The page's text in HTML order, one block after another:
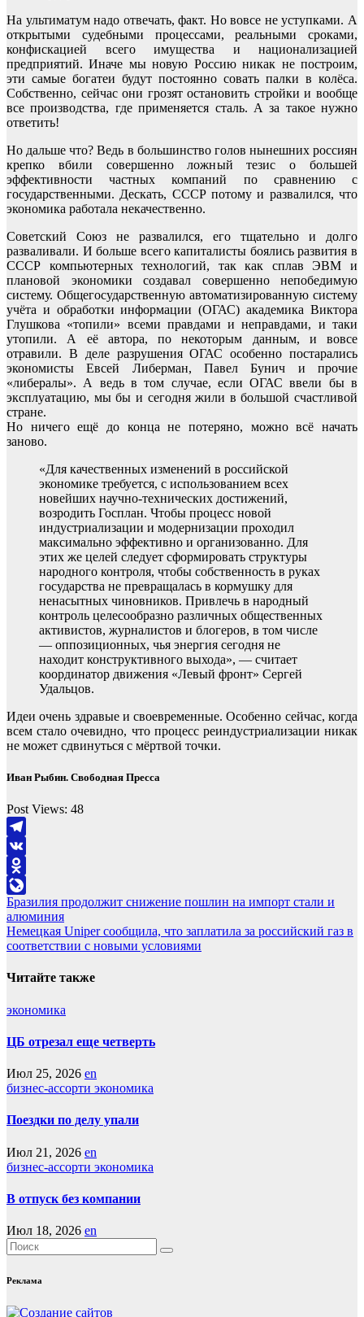
На ультиматум надо отвечать, факт. Но вовсе не уступками. А
открытыми судебными процессами, реальными сроками,
конфискацией всего имущества и национализацией
предприятий. Иначе мы новую Россию никак не построим,
эти самые богатеи будут постоянно совать палки в колёса.
Собственно, сейчас они грозят остановить стройки и вообще
все производства, где применяется сталь. А за такое нужно
ответить!
Но дальше что? Ведь в большинство голов нынешних россиян
крепко вбили совершенно ложный тезис о большей
эффективности частных компаний по сравнению с
государственными. Дескать, СССР потому и развалился, что
экономика работала некачественно.
Советский Союз не развалился, его тщательно и долго
разваливали. И больше всего капиталисты боялись развития в
СССР компьютерных технологий, так как сплав ЭВМ и
плановой экономики создавал совершенно непобедимую
систему. Общегосударственную автоматизированную систему
учёта и обработки информации (ОГАС) академика Виктора
Глушкова «топили» всеми правдами и неправдами, и таки
утопили. А её автора, по некоторым данным, и вовсе
отравили. В деле разрушения ОГАС особенно постарались
экономисты Евсей Либерман, Павел Бунич и прочие
«либералы». А ведь в том случае, если ОГАС ввели бы в
эксплуатацию, мы бы и сегодня жили в большой счастливой
стране.
Но ничего ещё до конца не потеряно, можно всё начать
заново.
«Для качественных изменений в российской
экономике требуется, с использованием всех
новейших научно-технических достижений,
возродить Госплан. Чтобы процесс новой
индустриализации и модернизации проходил
максимально эффективно и организованно. Для
этих же целей следует сформировать структуры
народного контроля, чтобы собственность в руках
государства не превращалась в кормушку для
ненасытных чиновников. Привлечь в народный
контроль целесообразно различных общественных
активистов, журналистов и блогеров, в том числе
— оппозиционных, чья энергия сегодня не
находит конструктивного выхода», — считает
координатор движения «Левый фронт» Сергей
Удальцов.
Идеи очень здравые и своевременные. Особенно сейчас, когда
всем стало очевидно, что процесс реиндустриализации никак
не может сдвинуться с мёртвой точки.
Иван Рыбин. Свободная Пресса
Post Views: 48
Telegram
VK
Odnoklassniki
LiveJournal
Навигация
по
записям
Бразилия продолжит снижение пошлин на импорт стали и
алюминия
Немецкая Uniper сообщила, что заплатила за российский газ в
соответствии с новыми условиями
Читайте также
экономика
ЦБ отрезал еще четверть
Июл 25, 2026 en
бизнес-ассорти экономика
Поездки по делу упали
Июл 21, 2026 en
бизнес-ассорти экономика
В отпуск без компании
Июл 18, 2026 en
Реклама